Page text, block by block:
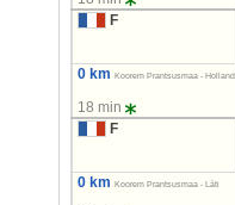
F
0 km Koorem Prantsusmaa - Holland
18 min
F
0 km Koorem Prantsusmaa - Läti